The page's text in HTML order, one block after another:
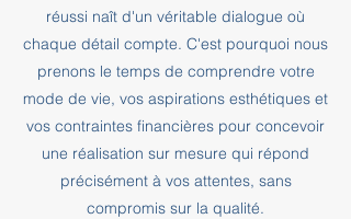
réussi naît d'un véritable dialogue où
chaque détail compte. C'est pourquoi nous
prenons le temps de comprendre votre
mode de vie, vos aspirations esthétiques et
vos contraintes financières pour concevoir
une réalisation sur mesure qui répond
précisément à vos attentes, sans
compromis sur la qualité.